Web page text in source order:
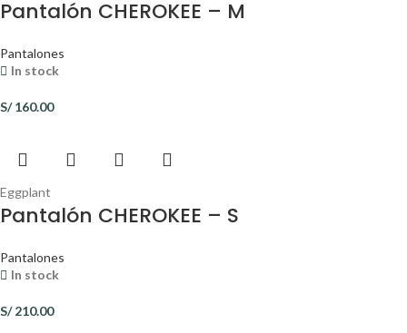
Pantalón CHEROKEE – M
Pantalones
In stock
S/160.00
Eggplant
Pantalón CHEROKEE – S
Pantalones
In stock
S/210.00